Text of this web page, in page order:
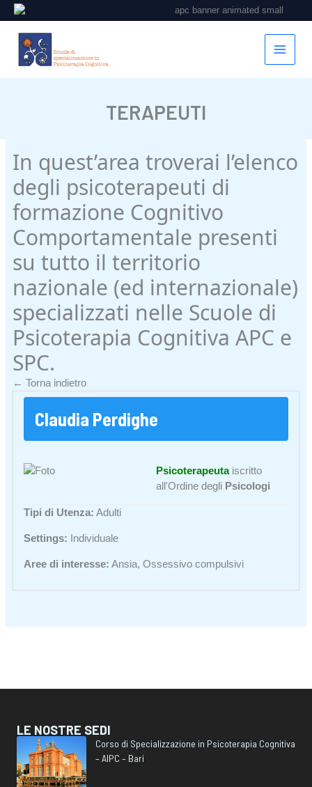
al
contenuto
TERAPEUTI
In quest’area troverai l’elenco
degli psicoterapeuti di
formazione Cognitivo
Comportamentale presenti
su tutto il territorio
nazionale (ed internazionale)
specializzati nelle Scuole di
Psicoterapia Cognitiva APC e
SPC.
← Torna indietro
Claudia Perdighe
Psicoterapeutaiscritto
all'Ordine degli Psicologi
Tipi di Utenza: Adulti
Settings: Individuale
Aree di interesse: Ansia, Ossessivo compulsivi
LE NOSTRE SEDI
Corso di Specializzazione in Psicoterapia Cognitiva
– AIPC – Bari